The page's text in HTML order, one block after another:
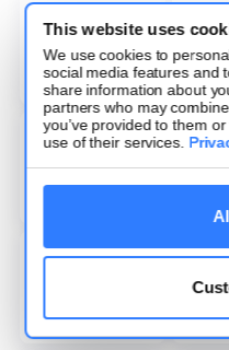
This website uses
We use cookies to
social media features and
share information about
partners who may
you’ve provided to them
use of their services.